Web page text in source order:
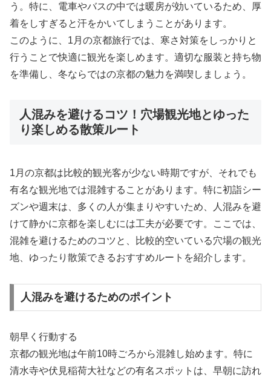
う。特に、電車やバスの中では暖房が効いているため、厚
着をしすぎると汗をかいてしまうことがあります。
このように、1月の京都旅行では、寒さ対策をしっかりと
行うことで快適に観光を楽しめます。適切な服装と持ち物
を準備し、冬ならではの京都の魅力を満喫しましょう。
人混みを避けるコツ！穴場観光地とゆった
り楽しめる散策ルート
1月の京都は比較的観光客が少ない時期ですが、それでも
有名な観光地では混雑することがあります。特に初詣シー
ズンや週末は、多くの人が集まりやすいため、人混みを避
けて静かに京都を楽しむには工夫が必要です。ここでは、
混雑を避けるためのコツと、比較的空いている穴場の観光
地、ゆったり散策できるおすすめルートを紹介します。
人混みを避けるためのポイント
朝早く行動する
京都の観光地は午前10時ごろから混雑し始めます。特に
清水寺や伏見稲荷大社などの有名スポットは、早朝に訪れ